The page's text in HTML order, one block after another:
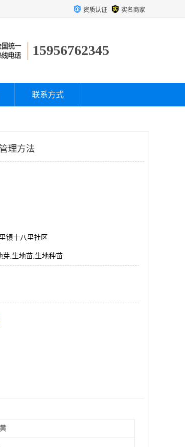
资质认证 实名商家
15956762345
联系方式
理方法
镇十八里社区
芽,生地苗,生地种苗